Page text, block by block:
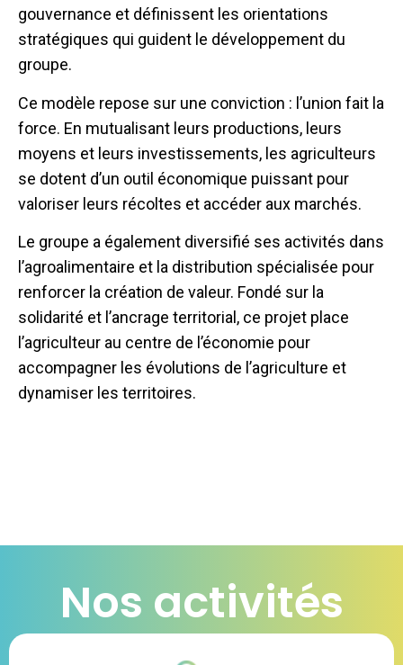
gouvernance et définissent les orientations
stratégiques qui guident le développement du
groupe.
Ce modèle repose sur une conviction : l’union fait la
force. En mutualisant leurs productions, leurs
moyens et leurs investissements, les agriculteurs
se dotent d’un outil économique puissant pour
valoriser leurs récoltes et accéder aux marchés.
Le groupe a également diversifié ses activités dans
l’agroalimentaire et la distribution spécialisée pour
renforcer la création de valeur. Fondé sur la
solidarité et l’ancrage territorial, ce projet place
l’agriculteur au centre de l’économie pour
accompagner les évolutions de l’agriculture et
dynamiser les territoires.
Nos activités